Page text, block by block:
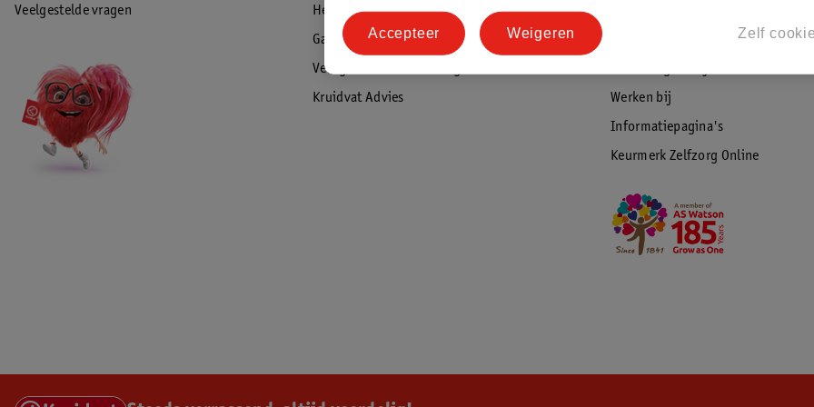
Veelgestelde vragen
Herroepen & retourneren
Garantie
Veiligheidswaarschuwingen
Kruidvat Advies
Werken bij
Informatiepagina's
Keurmerk Zelfzorg Online
Zelf
Weigeren
Accepteer